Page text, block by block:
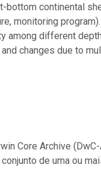
bottom continental
monitoring
among different
changes due to
Core Archive (DwC-
de uma ou